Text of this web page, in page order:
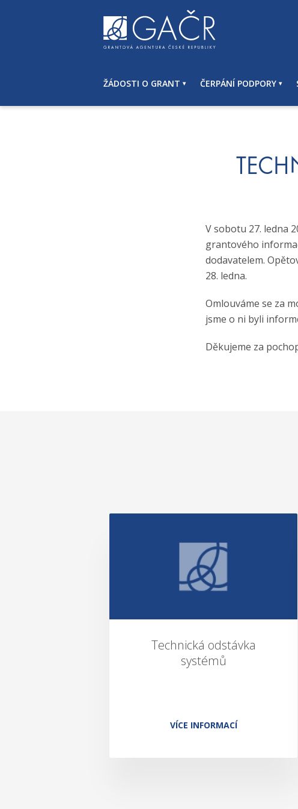
ŽÁDOSTI O GRANT ČERPÁNÍ PODPORY
V sobotu 27. ledna
grantového
dodavatelem.
28. ledna.
Omlouváme se za
jsme o ni byli
Děkujeme za
Technická odstávka
systémů
VÍCE INFORMACÍ